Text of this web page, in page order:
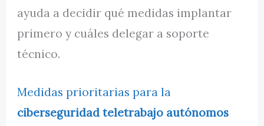
ayuda a decidir qué medidas implantar
primero y cuáles delegar a soporte
técnico.
Medidas prioritarias para la
ciberseguridad teletrabajo autónomos